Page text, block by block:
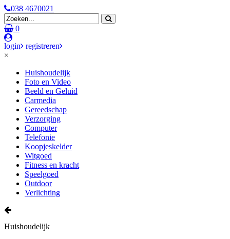
038 4670021
0
login
registreren
×
Huishoudelijk
Foto en Video
Beeld en Geluid
Carmedia
Gereedschap
Verzorging
Computer
Telefonie
Koopjeskelder
Witgoed
Fitness en kracht
Speelgoed
Outdoor
Verlichting
Huishoudelijk